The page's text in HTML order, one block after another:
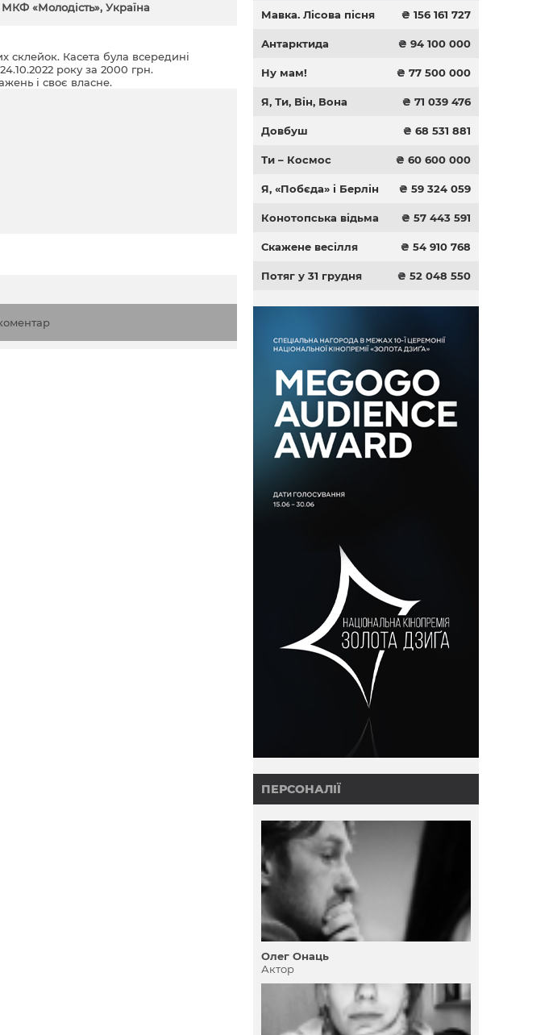
МКФ «Молодість», Україна
склейок. Касета була всередині
року за 2000 грн.
і своє власне.
Мавка. Лісова пісня ₴ 156 161 727
Антарктида ₴ 94 100 000
Ну мам! ₴ 77 500 000
Я, Ти, Він, Вона ₴ 71 039 476
Довбуш ₴ 68 531 881
Ти – Космос ₴ 60 600 000
Я, «Побєда» і Берлін ₴ 59 324 059
Конотопська відьма ₴ 57 443 591
Скажене весілля ₴ 54 910 768
Потяг у 31 грудня ₴ 52 048 550
ПЕРСОНАЛІЇ
Олег Онаць
Актор